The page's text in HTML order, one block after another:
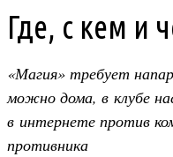
Где, с кем и
«Магия» требует
можно дома, в клубе
в интернете против
противника